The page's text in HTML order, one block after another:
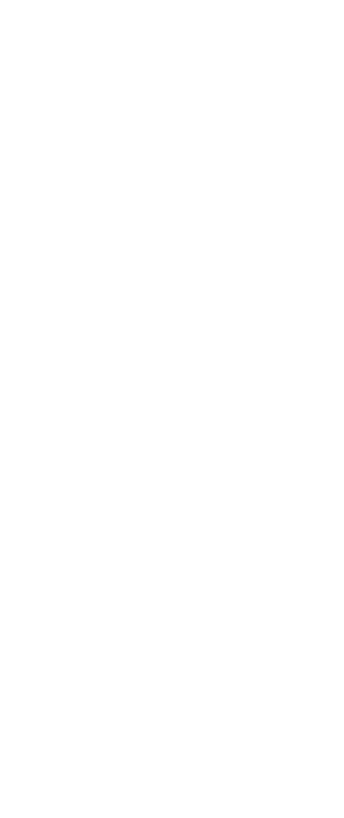
para os sistemas de saúde”
elegíveis para inibidores PD-(L)1